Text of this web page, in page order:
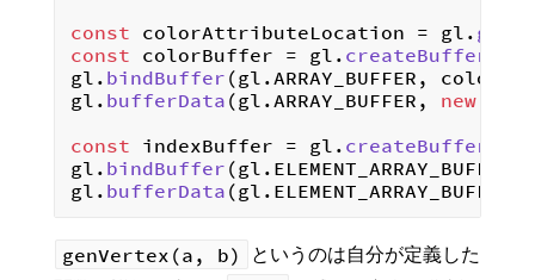
const colorAttributeLocation = gl.
const colorBuffer = gl. createBuffer
gl. bindBuffer (gl. ARRAY_BUFFER ,
gl. bufferData (gl. ARRAY_BUFFER , new
const indexBuffer = gl. createBuffer
gl. bindBuffer (gl. ELEMENT_ARRAY_BUFFER
gl. bufferData (gl. ELEMENT_ARRAY_BUFFER
genVertex(a, b)
というのは自分が定義した